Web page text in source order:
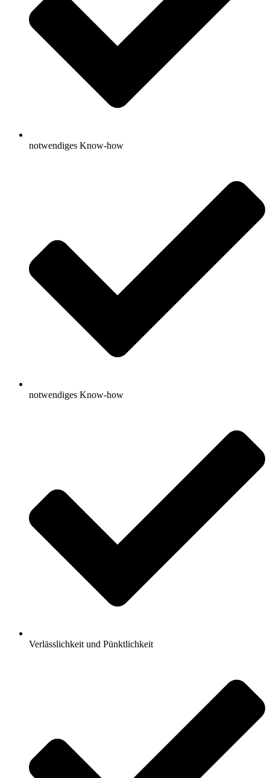
notwendiges Know-how
notwendiges Know-how
Verlässlichkeit und Pünktlichkeit